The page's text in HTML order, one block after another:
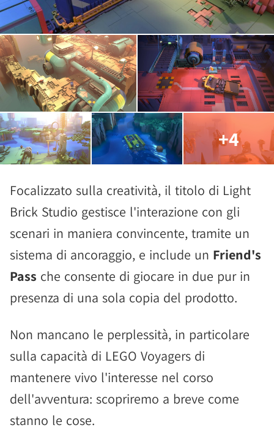
+4
Focalizzato sulla creatività, il titolo di Light
Brick Studio gestisce l'interazione con gli
scenari in maniera convincente, tramite un
sistema di ancoraggio, e include un Friend's
Pass che consente di giocare in due pur in
presenza di una sola copia del prodotto.
Non mancano le perplessità, in particolare
sulla capacità di LEGO Voyagers di
mantenere vivo l'interesse nel corso
dell'avventura: scopriremo a breve come
stanno le cose.